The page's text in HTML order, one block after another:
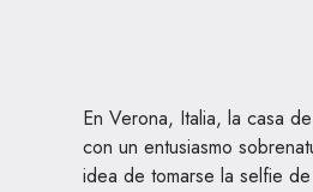
En Verona, Italia, la casa
con un entusiasmo
idea de tomarse la selfie